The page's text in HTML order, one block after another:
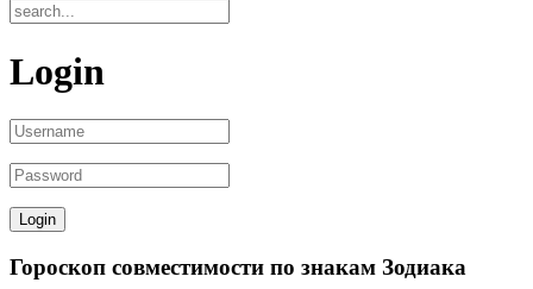
Login
Гороскоп совместимости по знакам Зодиака